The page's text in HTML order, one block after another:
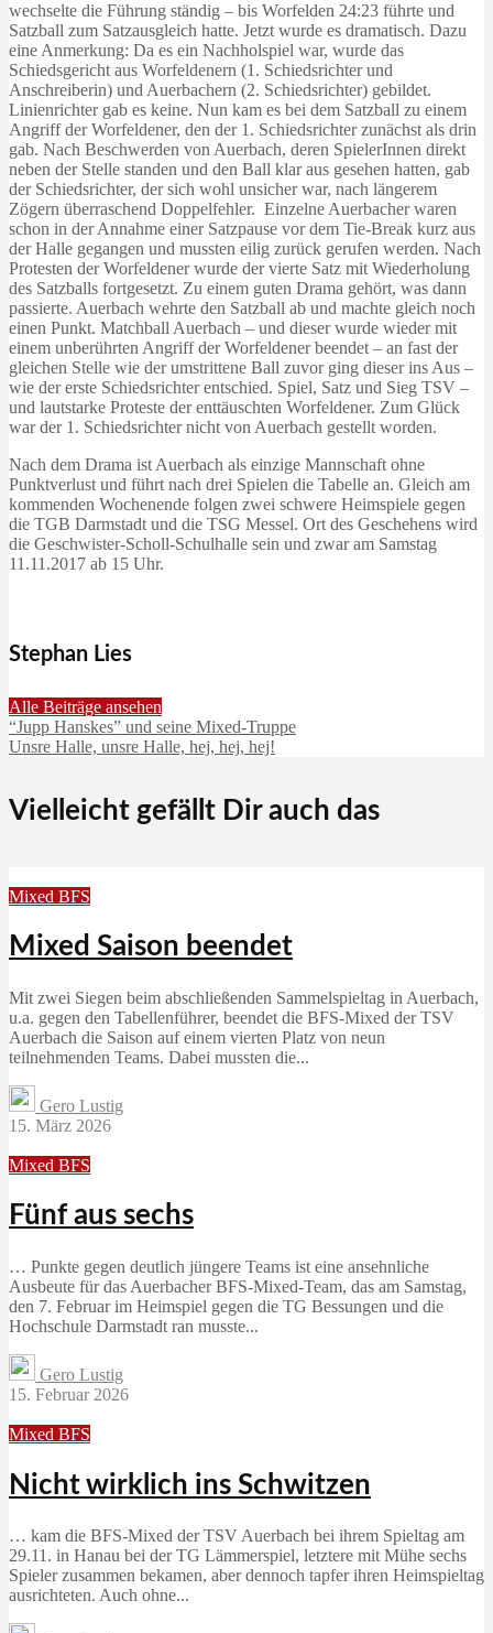
wechselte die Führung ständig – bis Worfelden 24:23 führte und
Satzball zum Satzausgleich hatte. Jetzt wurde es dramatisch. Dazu
eine Anmerkung: Da es ein Nachholspiel war, wurde das
Schiedsgericht aus Worfeldenern (1. Schiedsrichter und
Anschreiberin) und Auerbachern (2. Schiedsrichter) gebildet.
Linienrichter gab es keine. Nun kam es bei dem Satzball zu einem
Angriff der Worfeldener, den der 1. Schiedsrichter zunächst als drin
gab. Nach Beschwerden von Auerbach, deren SpielerInnen direkt
neben der Stelle standen und den Ball klar aus gesehen hatten, gab
der Schiedsrichter, der sich wohl unsicher war, nach längerem
Zögern überraschend Doppelfehler. Einzelne Auerbacher waren
schon in der Annahme einer Satzpause vor dem Tie-Break kurz aus
der Halle gegangen und mussten eilig zurück gerufen werden. Nach
Protesten der Worfeldener wurde der vierte Satz mit Wiederholung
des Satzballs fortgesetzt. Zu einem guten Drama gehört, was dann
passierte. Auerbach wehrte den Satzball ab und machte gleich noch
einen Punkt. Matchball Auerbach – und dieser wurde wieder mit
einem unberührten Angriff der Worfeldener beendet – an fast der
gleichen Stelle wie der umstrittene Ball zuvor ging dieser ins Aus –
wie der erste Schiedsrichter entschied. Spiel, Satz und Sieg TSV –
und lautstarke Proteste der enttäuschten Worfeldener. Zum Glück
war der 1. Schiedsrichter nicht von Auerbach gestellt worden.
Nach dem Drama ist Auerbach als einzige Mannschaft ohne
Punktverlust und führt nach drei Spielen die Tabelle an. Gleich am
kommenden Wochenende folgen zwei schwere Heimspiele gegen
die TGB Darmstadt und die TSG Messel. Ort des Geschehens wird
die Geschwister-Scholl-Schulhalle sein und zwar am Samstag
11.11.2017 ab 15 Uhr.
Stephan Lies
Alle Beiträge ansehen
“Jupp Hanskes” und seine Mixed-Truppe
Unsre Halle, unsre Halle, hej, hej, hej!
Vielleicht gefällt Dir auch das
Mixed BFS
Mixed Saison beendet
Mit zwei Siegen beim abschließenden Sammelspieltag in Auerbach,
u.a. gegen den Tabellenführer, beendet die BFS-Mixed der TSV
Auerbach die Saison auf einem vierten Platz von neun
teilnehmenden Teams. Dabei mussten die...
Gero Lustig
15. März 2026
Mixed BFS
Fünf aus sechs
… Punkte gegen deutlich jüngere Teams ist eine ansehnliche
Ausbeute für das Auerbacher BFS-Mixed-Team, das am Samstag,
den 7. Februar im Heimspiel gegen die TG Bessungen und die
Hochschule Darmstadt ran musste...
Gero Lustig
15. Februar 2026
Mixed BFS
Nicht wirklich ins Schwitzen
… kam die BFS-Mixed der TSV Auerbach bei ihrem Spieltag am
29.11. in Hanau bei der TG Lämmerspiel, letztere mit Mühe sechs
Spieler zusammen bekamen, aber dennoch tapfer ihren Heimspieltag
ausrichteten. Auch ohne...